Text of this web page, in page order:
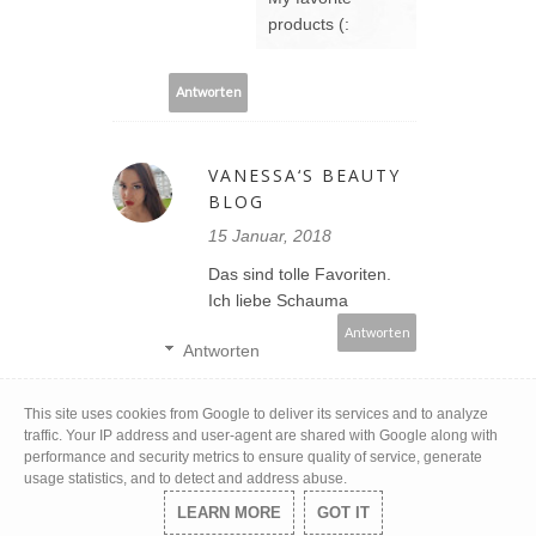
products (:
Antworten
VANESSA‘S BEAUTY
BLOG
15 Januar, 2018
Das sind tolle Favoriten.
Ich liebe Schauma
Antworten
Antworten
TIAMEL
18 Januar, 2018
Danke, Schaume
Schampoo haben
This site uses cookies from Google to deliver its services and to analyze
traffic. Your IP address and user-agent are shared with Google along with
performance and security metrics to ensure quality of service, generate
usage statistics, and to detect and address abuse.
LEARN MORE GOT IT